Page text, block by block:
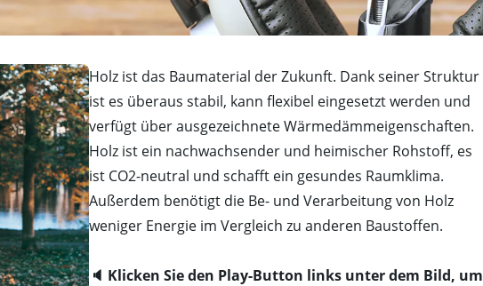
Holz ist das Baumaterial der Zukunft. Dank seiner Struktur
ist es überaus stabil, kann flexibel eingesetzt werden und
verfügt über ausgezeichnete Wärmedämmeigenschaften.
Holz ist ein nachwachsender und heimischer Rohstoff, es
ist CO2-neutral und schafft ein gesundes Raumklima.
Außerdem benötigt die Be- und Verarbeitung von Holz
weniger Energie im Vergleich zu anderen Baustoffen.
🔈 Klicken Sie den Play-Button links unter dem Bild, um